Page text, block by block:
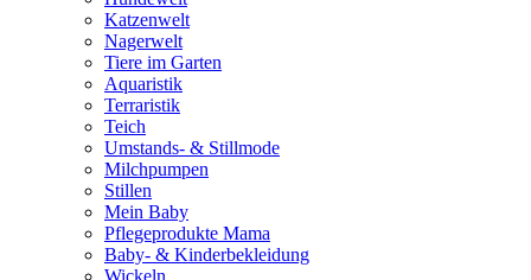
Katzenwelt
Nagerwelt
Tiere im Garten
Aquaristik
Terraristik
Teich
Umstands- & Stillmode
Milchpumpen
Stillen
Mein Baby
Pflegeprodukte Mama
Baby- & Kinderbekleidung
Wickeln